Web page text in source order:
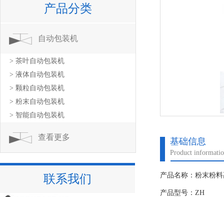
基础信息
Product
产品名称：粉末粉
产品型号：ZH
产品分类
自动包装机
> 茶叶自动包装机
> 液体自动包装机
> 颗粒自动包装机
> 粉末自动包装机
> 智能自动包装机
查看更多
联系我们